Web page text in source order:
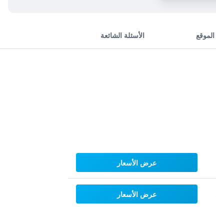
الموقع الأسئلة الشائعة
عرض الأسعار
عرض الأسعار